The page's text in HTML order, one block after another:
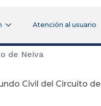
Atención al usuario
de Neiva
Civil del Circuito